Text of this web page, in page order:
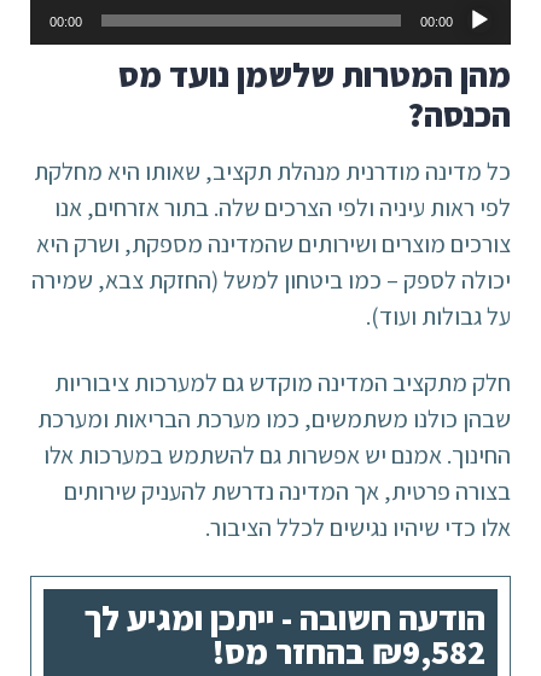
אודיו
00:00
00:00
מהן המטרות שלשמן נועד מס
הכנסה?
כל מדינה מודרנית מנהלת תקציב, שאותו היא מחלקת
לפי ראות עיניה ולפי הצרכים שלה. בתור אזרחים, אנו
צורכים מוצרים ושירותים שהמדינה מספקת, ושרק היא
יכולה לספק – כמו ביטחון למשל (החזקת צבא, שמירה
על גבולות ועוד).
חלק מתקציב המדינה מוקדש גם למערכות ציבוריות
שבהן כולנו משתמשים, כמו מערכת הבריאות ומערכת
החינוך. אמנם יש אפשרות גם להשתמש במערכות אלו
בצורה פרטית, אך המדינה נדרשת להעניק שירותים
אלו כדי שיהיו נגישים לכלל הציבור.
הודעה חשובה - ייתכן ומגיע לך
₪9,582 בהחזר מס!